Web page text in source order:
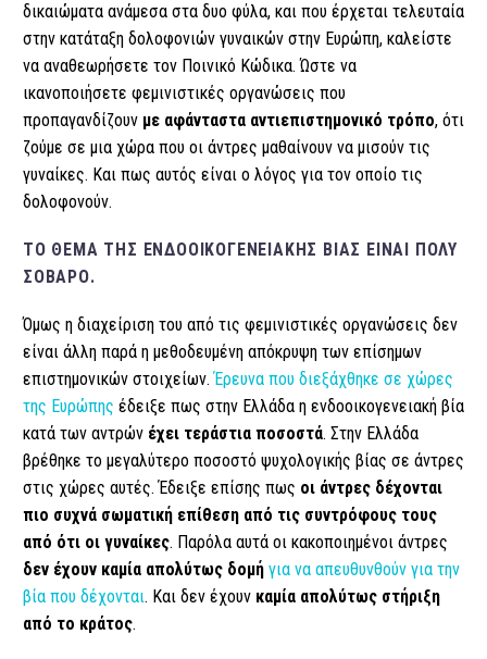
δικαιώματα ανάμεσα στα δυο φύλα, και που έρχεται τελευταία
στην κατάταξη δολοφονιών γυναικών στην Ευρώπη, καλείστε
να αναθεωρήσετε τον Ποινικό Κώδικα. Ώστε να
ικανοποιήσετε φεμινιστικές οργανώσεις που
προπαγανδίζουν με αφάνταστα αντιεπιστημονικό τρόπο, ότι
ζούμε σε μια χώρα που οι άντρες μαθαίνουν να μισούν τις
γυναίκες. Και πως αυτός είναι ο λόγος για τον οποίο τις
δολοφονούν.
ΤΟ ΘΈΜΑ ΤΗΣ ΕΝΔΟΟΙΚΟΓΕΝΕΙΑΚΉΣ ΒΊΑΣ ΕΊΝΑΙ ΠΟΛΎ
ΣΟΒΑΡΌ.
Όμως η διαχείριση του από τις φεμινιστικές οργανώσεις δεν
είναι άλλη παρά η μεθοδευμένη απόκρυψη των επίσημων
επιστημονικών στοιχείων.Έρευνα που διεξάχθηκε σε χώρες
της Ευρώπης έδειξε πως στην Ελλάδα η ενδοοικογενειακή βία
κατά των αντρών έχει τεράστια ποσοστά. Στην Ελλάδα
βρέθηκε το μεγαλύτερο ποσοστό ψυχολογικής βίας σε άντρες
στις χώρες αυτές. Έδειξε επίσης πως οι άντρες δέχονται
πιο συχνά σωματική επίθεση από τις συντρόφους τους
από ότι οι γυναίκες. Παρόλα αυτά οι κακοποιημένοι άντρες
δεν έχουν καμία απολύτως δομή για να απευθυνθούν για την
βία που δέχονται. Και δεν έχουν καμία απολύτως στήριξη
από το κράτος.